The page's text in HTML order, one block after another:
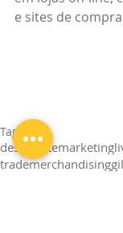
e sites de
Tags:
design artemarketing
trademerchandising